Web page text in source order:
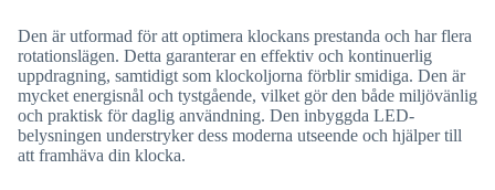
Den är utformad för att optimera klockans prestanda och har flera
rotationslägen. Detta garanterar en effektiv och kontinuerlig
uppdragning, samtidigt som klockoljorna förblir smidiga. Den är
mycket energisnål och tystgående, vilket gör den både miljövänlig
och praktisk för daglig användning. Den inbyggda LED-
belysningen understryker dess moderna utseende och hjälper till
att framhäva din klocka.